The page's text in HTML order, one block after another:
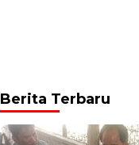
Berita Terbaru